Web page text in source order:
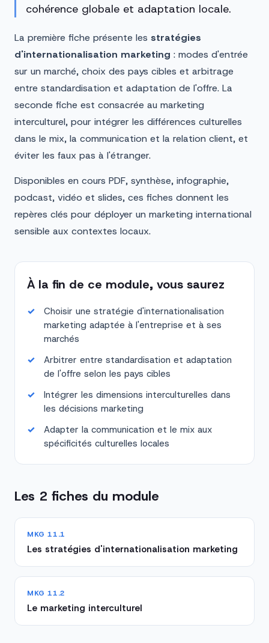
cohérence globale et adaptation locale.
La première fiche présente les stratégies
d'internationalisation marketing : modes d'entrée
sur un marché, choix des pays cibles et arbitrage
entre standardisation et adaptation de l'offre. La
seconde fiche est consacrée au marketing
interculturel, pour intégrer les différences culturelles
dans le mix, la communication et la relation client, et
éviter les faux pas à l'étranger.
Disponibles en cours PDF, synthèse, infographie,
podcast, vidéo et slides, ces fiches donnent les
repères clés pour déployer un marketing international
sensible aux contextes locaux.
À la fin de ce module, vous saurez
Choisir une stratégie d'internationalisation
marketing adaptée à l'entreprise et à ses
marchés
Arbitrer entre standardisation et adaptation
de l'offre selon les pays cibles
Intégrer les dimensions interculturelles dans
les décisions marketing
Adapter la communication et le mix aux
spécificités culturelles locales
Les 2 fiches du module
MKG 11.1
Les stratégies d'internationalisation marketing
MKG 11.2
Le marketing interculturel